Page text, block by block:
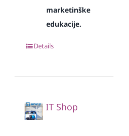
marketinške
edukacije.
Details
IT Shop